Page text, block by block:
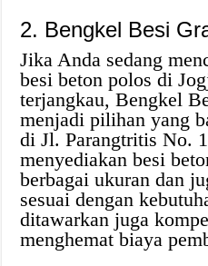
2. Bengkel Besi
Jika Anda sedang
besi beton polos di
terjangkau, Bengkel
menjadi pilihan yang
di Jl. Parangtritis No.
menyediakan besi
berbagai ukuran dan
sesuai dengan
ditawarkan juga
menghemat biaya